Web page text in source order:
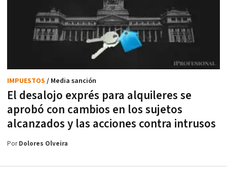
El desalojo exprés para alquileres se
aprobó con cambios en los sujetos
alcanzados y las acciones contra intrusos
IMPUESTOS / Media sanción
PorDolores Olveira